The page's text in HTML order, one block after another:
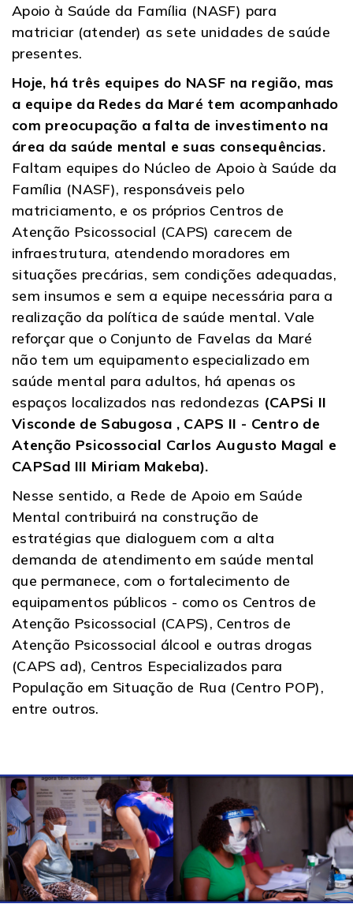
Apoio à Saúde da Família (NASF) para
matriciar (atender) as sete unidades de saúde
presentes.
Hoje, há três equipes do NASF na região, mas
a equipe da Redes da Maré tem acompanhado
com preocupação a falta de investimento na
área da saúde mental e suas consequências.
Faltam equipes do Núcleo de Apoio à Saúde da
Família (NASF), responsáveis pelo
matriciamento, e os próprios Centros de
Atenção Psicossocial (CAPS) carecem de
infraestrutura, atendendo moradores em
situações precárias, sem condições adequadas,
sem insumos e sem a equipe necessária para a
realização da política de saúde mental. Vale
reforçar que o Conjunto de Favelas da Maré
não tem um equipamento especializado em
saúde mental para adultos, há apenas os
espaços localizados nas redondezas (CAPSi II
Visconde de Sabugosa , CAPS II - Centro de
Atenção Psicossocial Carlos Augusto Magal e
CAPSad III Miriam Makeba).
Nesse sentido, a Rede de Apoio em Saúde
Mental contribuirá na construção de
estratégias que dialoguem com a alta
demanda de atendimento em saúde mental
que permanece, com o fortalecimento de
equipamentos públicos - como os Centros de
Atenção Psicossocial (CAPS), Centros de
Atenção Psicossocial álcool e outras drogas
(CAPS ad), Centros Especializados para
População em Situação de Rua (Centro POP),
entre outros.